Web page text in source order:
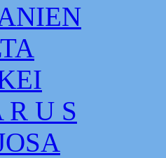
R U S